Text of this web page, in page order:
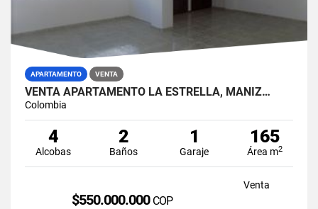
APARTAMENTO VENTA
VENTA APARTAMENTO LA ESTRELLA, MANIZ…
Colombia
4
Alcobas
2
Baños
1
Garaje
165
Área m2
Venta
$550.000.000 COP